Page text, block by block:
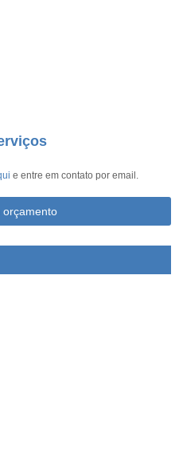
e entre em contato por email.
orçamento